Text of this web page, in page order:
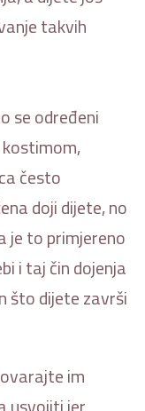
takvih
se određeni
često
doji dijete, no
je to primjereno
i taj čin dojenja
što dijete završi
im